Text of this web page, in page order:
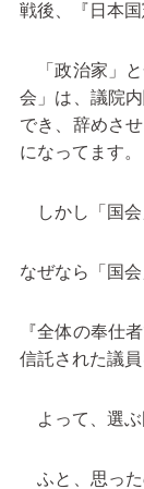
戦後、『日本
「政治家」と
会」は、議院
でき、辞めさ
になってます。
しかし「国会
なぜなら「国
『全体の奉仕
信託された議
よって、選ぶ
ふと、思った